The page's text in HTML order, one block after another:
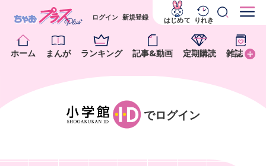
ホーム まんが ランキング 記事&動画 定期購読 雑誌
ログイン 新規登録 はじめて りれき
でログイン